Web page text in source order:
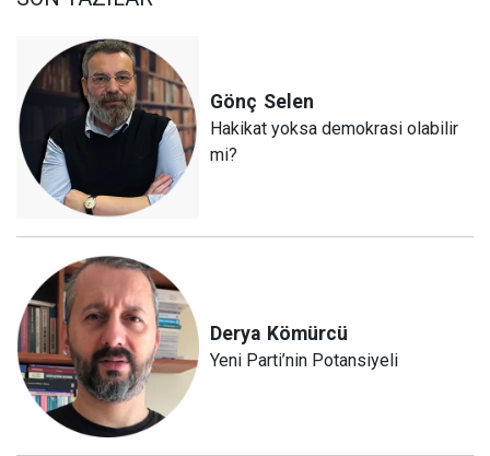
Gönç Selen
Hakikat yoksa demokrasi olabilir
mi?
Derya Kömürcü
Yeni Parti’nin Potansiyeli